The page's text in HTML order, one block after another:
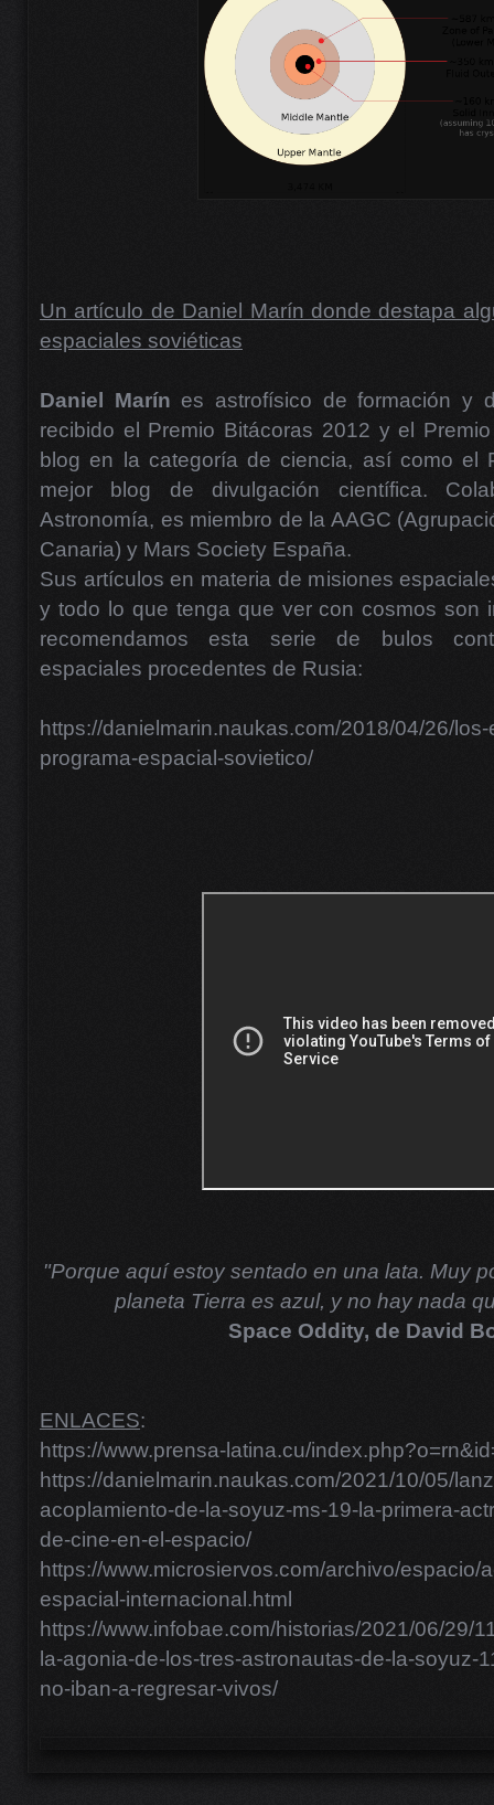
Un artículo de Daniel Marín donde destapa
espaciales soviéticas
Daniel Marín es astrofísico de formación y
recibido el Premio Bitácoras 2012 y el
blog en la categoría de ciencia, así como el
mejor blog de divulgación científica.
Astronomía, es miembro de la AAGC
Canaria) y Mars Society España.
Sus artículos en materia de misiones
y todo lo que tenga que ver con cosmos son
recomendamos esta serie de bulos
espaciales procedentes de Rusia:
https://danielmarin.naukas.com/2018/04/26/
programa-espacial-sovietico/
"Porque aquí estoy sentado en una lata. Muy
planeta Tierra es azul, y no hay nada
Space Oddity, de David
ENLACES:
https://www.prensa-latina.cu/
https://danielmarin.naukas.com/2021/10/05/
acoplamiento-de-la-soyuz-ms-19-la-primera-
de-cine-en-el-espacio/
https://www.microsiervos.com/archivo/espacio/
espacial-internacional.html
https://www.infobae.com/historias/2021/06/29/
la-agonia-de-los-tres-astronautas-de-la-soyuz-
no-iban-a-regresar-vivos/